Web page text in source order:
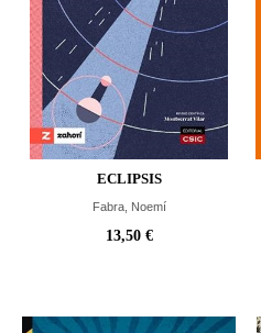
ECLIPSIS
Fabra, Noemí
13,50 €